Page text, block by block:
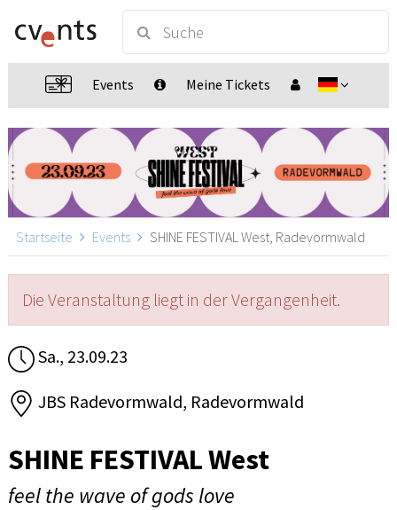
Events Meine Tickets
Startseite Events SHINE FESTIVAL West, Radevormwald
Die Veranstaltung liegt in der Vergangenheit.
Sa., 23.09.23
JBS Radevormwald, Radevormwald
SHINE FESTIVAL West
feel the wave of gods love